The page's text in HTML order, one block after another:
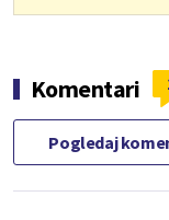
Komentari
Pogledaj